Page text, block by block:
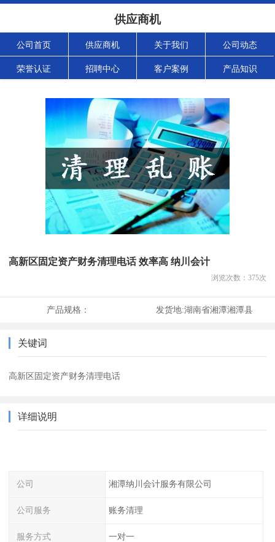
供应商机
公司首页 供应商机 关于我们 公司动态
荣誉认证 招聘中心 客户案例 产品知识
高新区固定资产财务清理电话 效率高 纳川会计
浏览次数： 375次
产品规格： 发货地:湖南省湘潭湘潭县
关键词
高新区固定资产财务清理电话
详细说明
公司 湘潭纳川会计服务有限公司
公司服务 账务清理
服务方式 一对一